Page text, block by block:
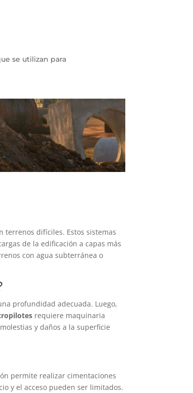
se utilizan para
difíciles. Estos sistemas
de la edificación a capas más
con agua subterránea o
profundidad adecuada. Luego,
requiere maquinaria
y daños a la superficie
permite realizar cimentaciones
y el acceso pueden ser limitados.